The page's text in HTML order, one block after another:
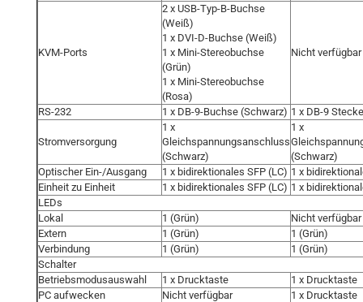
KVM-Ports
2 x USB-Typ-B-Buchse
(Weiß)
1 x DVI-D-Buchse (Weiß)
1 x Mini-Stereobuchse
(Grün)
1 x Mini-Stereobuchse
(Rosa)
Nicht verfügbar
RS-232 1 x DB-9-Buchse (Schwarz) 1 x DB-9
Stromversorgung
1 x
Gleichspannungsanschluss
(Schwarz)
1 x
(Schwarz)
Optischer Ein-/Ausgang
1 x bidirektionales SFP (LC) 1 x
Einheit zu Einheit
1 x bidirektionales SFP (LC) 1 x
LEDs
Lokal
1 (Grün)
Nicht verfügbar
Extern
1 (Grün)
1 (Grün)
Verbindung
1 (Grün)
1 (Grün)
Schalter
Betriebsmodusauswahl
1 x Drucktaste
1 x Drucktaste
PC aufwecken
Nicht verfügbar 1 x Drucktaste